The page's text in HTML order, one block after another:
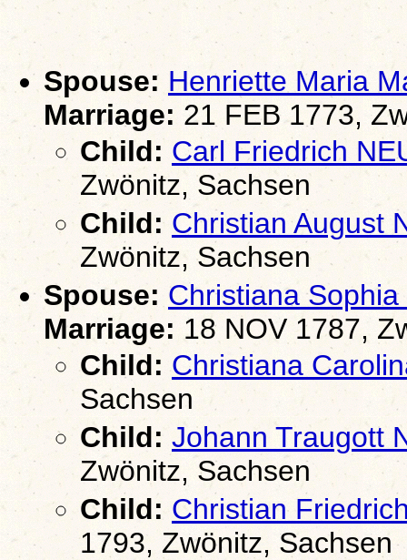
Spouse: Henriette Maria
Marriage: 21 FEB 1773,
Child: Carl Friedrich
Zwönitz, Sachsen
Child: Christian August
Zwönitz, Sachsen
Spouse: Christiana
Marriage: 18 NOV 1787,
Child: Christiana
Sachsen
Child: Johann Traugott
Zwönitz, Sachsen
Child: Christian
1793, Zwönitz, Sachsen